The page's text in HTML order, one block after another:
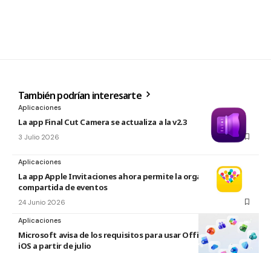
También podrían interesarte
Aplicaciones
La app Final Cut Camera se actualiza a la v2.3
3 Julio 2026
Aplicaciones
La app Apple Invitaciones ahora permite la organización
compartida de eventos
24 Junio 2026
Aplicaciones
Microsoft avisa de los requisitos para usar Office en macOS y
iOS a partir de julio